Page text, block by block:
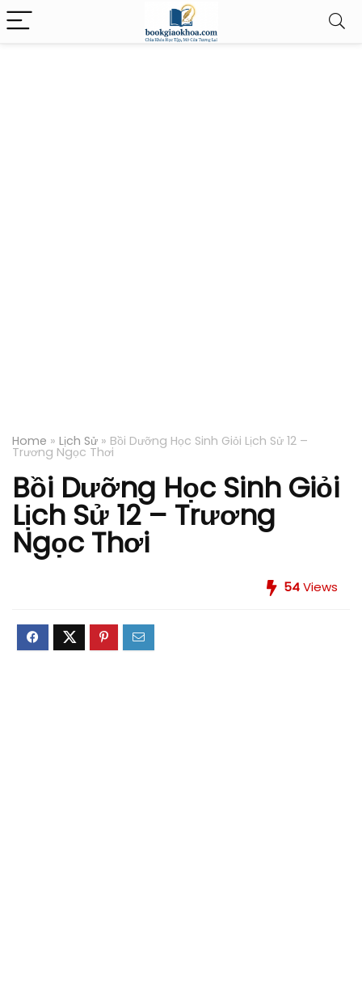
Home » Lịch Sử » Bồi Dưỡng Học Sinh Giỏi Lịch Sử 12 –
Trương Ngọc Thơi
Bồi Dưỡng Học Sinh Giỏi
Lịch Sử 12 – Trương
Ngọc Thơi
54Views